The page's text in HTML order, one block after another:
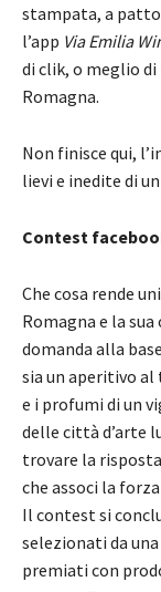
stampata, a
l’app Via Emilia
di clik, o meglio
Romagna.
Non finisce qui,
lievi e inedite di
Contest
Che cosa rende
Romagna e la
domanda alla
sia un aperitivo
e i profumi di un
delle città d’arte
trovare la
che associ la
Il contest si
selezionati da
premiati con